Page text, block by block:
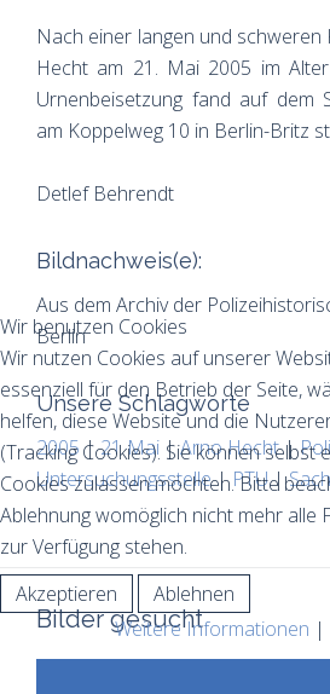
Nach einer langen und
Hecht am 21. Mai 2005 im
Urnenbeisetzung fand auf dem
am Koppelweg 10 in Berlin-Britz
Detlef Behrendt
Bildnachweis(e):
Aus dem Archiv der
Berlin
Unsere Schlagworte
2005|21 Mai |Arno Hecht|
Untersuchungsstelle|PTU|
Bilder gesucht
Wir benutzen Cookies
Wir nutzen Cookies auf unserer
essenziell für den Betrieb der Seite,
helfen, diese Website und die
(Tracking Cookies). Sie können selbst
Cookies zulassen möchten. Bitte
Ablehnung womöglich nicht mehr alle
zur Verfügung stehen.
Akzeptieren
Ablehnen
Weitere Informationen |